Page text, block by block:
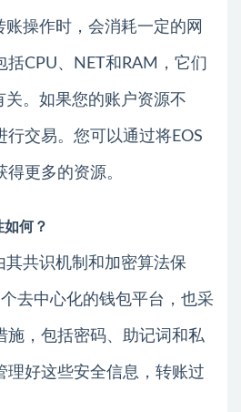
账操作时，会消耗一定的网
CPU、NET和RAM，它们
关。如果您的账户资源不
行交易。您可以通过将EOS
更多的资源。
如何？
其共识机制和加密算法保
去中心化的钱包平台，也采
施，包括密码、助记词和私
理好这些安全信息，转账过